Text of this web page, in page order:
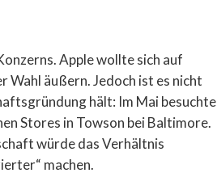
Applewollte sich auf
Wahl äußern.Jedoch ist es nicht
hält: Im Mai besuchte
Stores in Towson bei Baltimore.
würde das Verhältnis
machen.